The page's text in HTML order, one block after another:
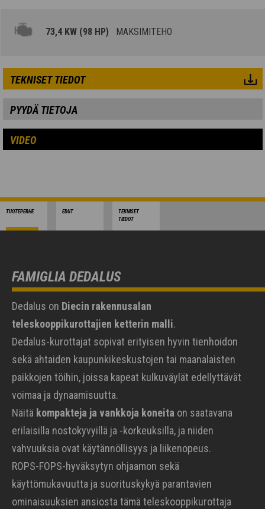
73,4 KW (98 HP) MAKSIMITEHO
TEKNISET TIEDOT
PYYDÄ TIETOJA
VIDEO
TUOTEPERHE EDUT
TEKNISET
TIEDOT
FAMIGLIA DEDALUS
Dedalus on Diecin rakennusalan
teleskooppikurottajien ketterin malli.
Dedalus-kurottajat sopivat erityisen hyvin tienhoidon
sekä ahtaiden kaupunkikeskustojen tai maanalaisten
paikkojen töihin, joissa kapeat kulkuväylät edellyttävät
voimaa ja dynaamisuutta.
Näitä kompakteja ja vankkoja koneita on saatavana
erilaisilla nostokyvyillä ja -korkeuksilla, ja niiden
vahvuuksia ovat käytännöllisyys ja liikenopeus.
ROPS-FOPS-hyväksytyn ohjaamon sekä
käyttömukavuutta ja suorituskykyä parantavien
ominaisuuksien ansiosta tämä teleskooppikurottaja